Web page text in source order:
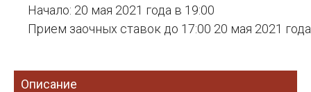
Начало: 20 мая 2021 года в 19:00
Прием заочных ставок до 17:00 20 мая 2021 года
Описание